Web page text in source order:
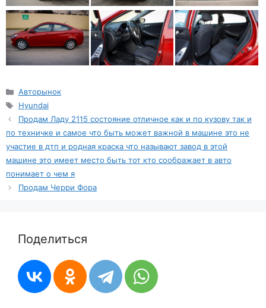
Рубрики
Авторынок
Метки
Hyundai
Продам Ладу 2115 состояние отличное как и по кузову так и
по техничке и самое что быть может важной в машине это не
участие в дтп и родная краска что называют завод в этой
машине это имеет место быть тот кто соображает в авто
понимает о чем я
Продам Черри Фора
Поделиться